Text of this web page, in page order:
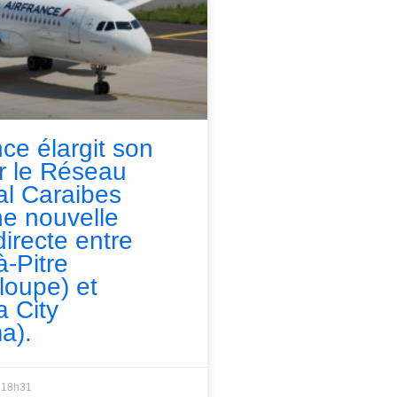
élargit son
le Réseau
Caraibes
nouvelle
entre
Pitre
et
City
18h31